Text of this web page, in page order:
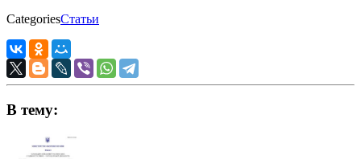
CategoriesСтатьи
В тему: